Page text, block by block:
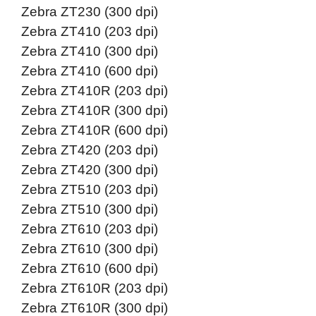
Zebra ZT230 (300 dpi)
Zebra ZT410 (203 dpi)
Zebra ZT410 (300 dpi)
Zebra ZT410 (600 dpi)
Zebra ZT410R (203 dpi)
Zebra ZT410R (300 dpi)
Zebra ZT410R (600 dpi)
Zebra ZT420 (203 dpi)
Zebra ZT420 (300 dpi)
Zebra ZT510 (203 dpi)
Zebra ZT510 (300 dpi)
Zebra ZT610 (203 dpi)
Zebra ZT610 (300 dpi)
Zebra ZT610 (600 dpi)
Zebra ZT610R (203 dpi)
Zebra ZT610R (300 dpi)